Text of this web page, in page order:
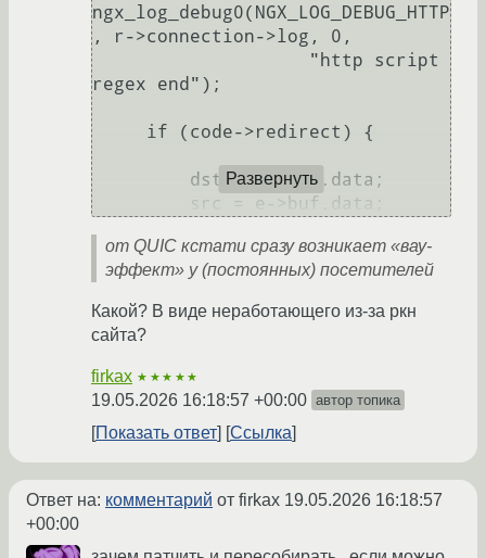
ngx_log_debug0(NGX_LOG_DEBUG_HTTP
, r->connection->log, 0,
regex end");
Развернуть
от QUIC кстати сразу возникает «вау-
эффект» у (постоянных) посетителей
Какой? В виде неработающего из-за ркн
сайта?
firkax ★★★★★
19.05.2026 16:18:57 +00:00 автор топика
Показать ответ Ссылка
Ответ на: комментарий от firkax 19.05.2026 16:18:57
+00:00